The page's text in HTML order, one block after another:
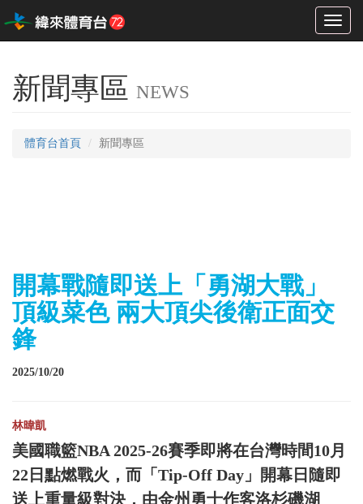
Toggle
新聞專區 NEWS
體育台首頁 新聞專區
開幕戰隨即送上「勇湖大戰」
頂級菜色 兩大頂尖後衛正面交
鋒
2025/10/20
林暐凱
美國職籃NBA 2025-26賽季即將在台灣時間10月
22日點燃戰火，而「Tip-Off Day」開幕日隨即
送上重量級對決，由金州勇士作客洛杉磯湖